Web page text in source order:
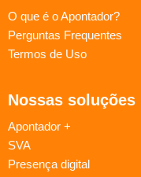
O que é o Apontador?
Perguntas Frequentes
Termos de Uso
Nossas soluções
Apontador +
SVA
Presença digital